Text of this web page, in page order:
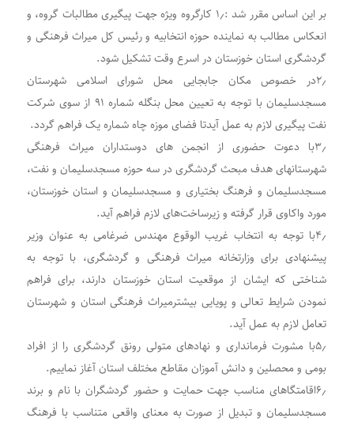
بر این اساس مقرر شد :۱٫ کارگروه ویژه جهت پیگیری مطالبات گروه، و
انعکاس مطالب به نماینده حوزه انتخابیه و رئیس کل میراث فرهنگی و
گردشگری استان خوزستان در اسرع وقت تشکیل شود.
۲٫در خصوص مکان جابجایی محل شورای اسلامی شهرستان
مسجدسلیمان با توجه به تعیین محل بنگله شماره ۹۱ از سوی شرکت
نفت پیگیری لازم به عمل آیدتا فضای موزه چاه شماره یک فراهم گردد.
۳٫با دعوت حضوری از انجمن های دوستداران میراث فرهنگی
شهرستانهای هدف مبحث گردشگری در سه حوزه مسجدسلیمان و نفت،
مسجدسلیمان و فرهنگ بختیاری و مسجدسلیمان و استان خوزستان،
مورد واکاوی قرار گرفته و زیرساخت‌های لازم فراهم آید.
۴٫با توجه به انتخاب غریب الوقوع مهندس ضرغامی به عنوان وزیر
پیشنهادی برای وزارتخانه میراث فرهنگی و گردشگری، با توجه به
شناختی که ایشان از موقعیت استان خوزستان دارند، برای فراهم
نمودن شرایط تعالی و پویایی بیشترمیراث فرهنگی استان و شهرستان
تعامل لازم به عمل آید.
۵٫با مشورت فرمانداری و نهادهای متولی رونق گردشگری را از افراد
بومی و محصلین و دانش آموزان مقاطع مختلف استان آغاز نماییم.
۶٫اقامتگاهای مناسب جهت حمایت و حضور گردشگران با نام و برند
مسجدسلیمان و تبدیل از صورت به معنای واقعی متناسب با فرهنگ